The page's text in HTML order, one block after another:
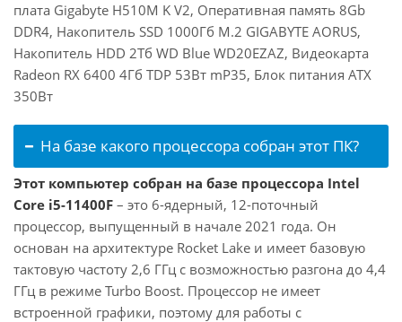
плата Gigabyte H510M K V2, Оперативная память 8Gb
DDR4, Накопитель SSD 1000Гб M.2 GIGABYTE AORUS,
Накопитель HDD 2Тб WD Blue WD20EZAZ, Видеокарта
Radeon RX 6400 4Гб TDP 53Вт mP35, Блок питания ATX
350Вт
На базе какого процессора собран этот ПК?
Этот компьютер собран на базе процессора Intel
Core i5-11400F – это 6-ядерный, 12-поточный
процессор, выпущенный в начале 2021 года. Он
основан на архитектуре Rocket Lake и имеет базовую
тактовую частоту 2,6 ГГц с возможностью разгона до 4,4
ГГц в режиме Turbo Boost. Процессор не имеет
встроенной графики, поэтому для работы с